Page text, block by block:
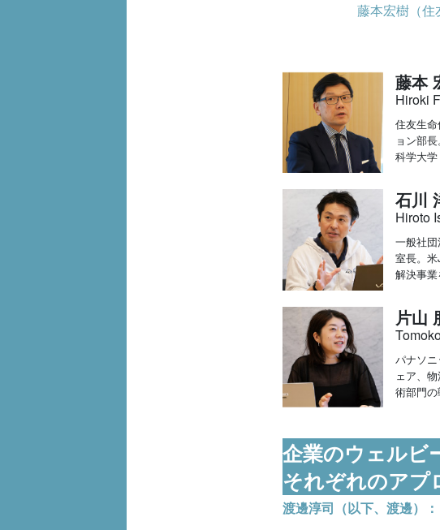
藤本宏樹（住
藤本
Hiroki
住友生
ョン部
科学大学
石川
Hiroto
一般社
室長。
解決事業
片山
パナソ
ェア、
術部門
企業のウェルビ
それぞれのアプ
渡邊淳司（以下、渡邊）